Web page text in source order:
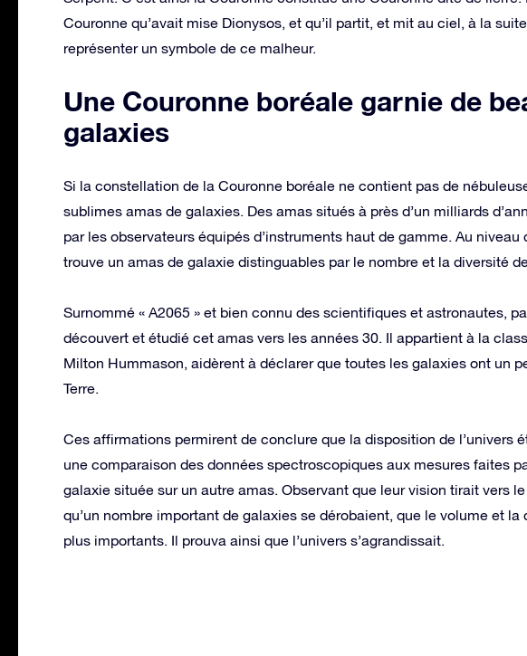
Couronne qu’avait mise Dionysos, et qu’il partit, et mit au ciel, à la
représenter un symbole de ce malheur.
Une Couronne boréale garnie de
galaxies
Si la constellation de la Couronne boréale ne contient pas de
sublimes amas de galaxies. Des amas situés à près d’un milliards
par les observateurs équipés d’instruments haut de gamme. Au niveau
trouve un amas de galaxie distinguables par le nombre et la diversité
Surnommé « A2065 » et bien connu des scientifiques et astronautes,
découvert et étudié cet amas vers les années 30. Il appartient à la
Milton Hummason, aidèrent à déclarer que toutes les galaxies ont un
Terre.
Ces affirmations permirent de conclure que la disposition de l’univers
une comparaison des données spectroscopiques aux mesures faites
galaxie située sur un autre amas. Observant que leur vision tirait vers
qu’un nombre important de galaxies se dérobaient, que le volume et
plus importants. Il prouva ainsi que l’univers s’agrandissait.